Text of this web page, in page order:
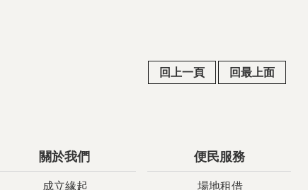
回上一頁 回最上面
關於我們
成立緣起
便民服務
場地租借